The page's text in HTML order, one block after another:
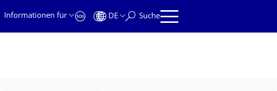
Informationen für
DE Suche